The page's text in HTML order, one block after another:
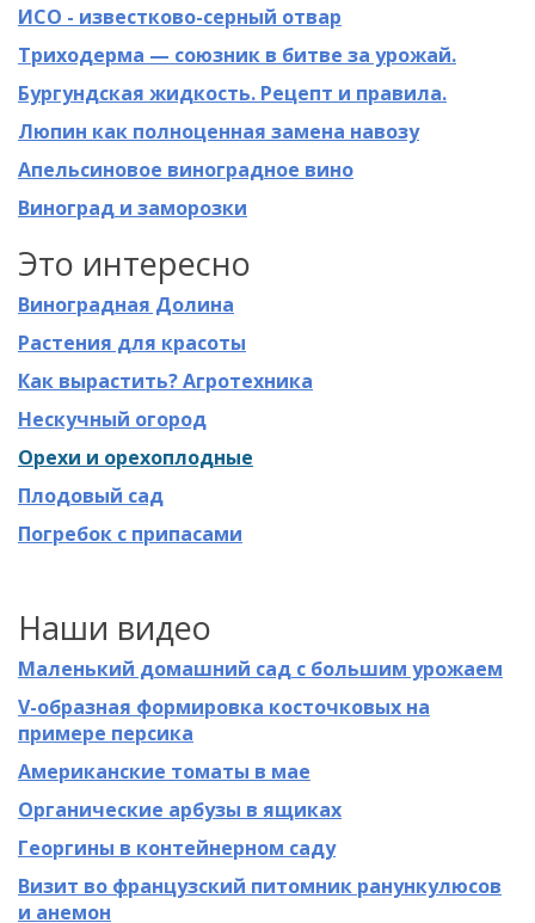
ИСО - известково-серный отвар
Триходерма — союзник в битве за урожай.
Бургундская жидкость. Рецепт и правила.
Люпин как полноценная замена навозу
Апельсиновое виноградное вино
Виноград и заморозки
Это интересно
Виноградная Долина
Растения для красоты
Как вырастить? Агротехника
Нескучный огород
Орехи и орехоплодные
Плодовый сад
Погребок с припасами
Наши видео
Маленький домашний сад с большим урожаем
V-образная формировка косточковых на
примере персика
Американские томаты в мае
Органические арбузы в ящиках
Георгины в контейнерном саду
Визит во французский питомник ранункулюсов
и анемон